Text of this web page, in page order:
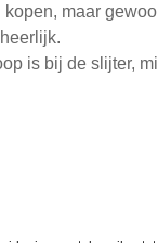
maar
is bij de slijter,